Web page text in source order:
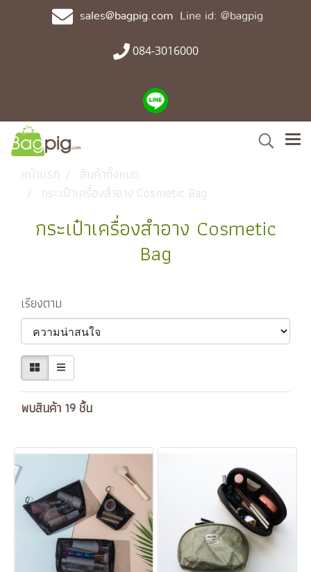
sales@bagpig.com Line id: @bagpig
084-3016000
หน้าแรก
สินค้าทั้งหมด
กระเป๋าเครื่องสำอาง Cosmetic Bag
กระเป๋าเครื่องสำอาง Cosmetic
Bag
เรียงตาม
พบสินค้า 19 ชิ้น